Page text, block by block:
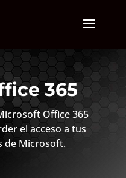
365
Office 365
el acceso a tus
de Microsoft.